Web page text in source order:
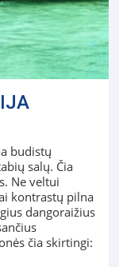
budistų
salų. Čia
Ne veltui
kontrastų pilna
dangoraižius
čia skirtingi: